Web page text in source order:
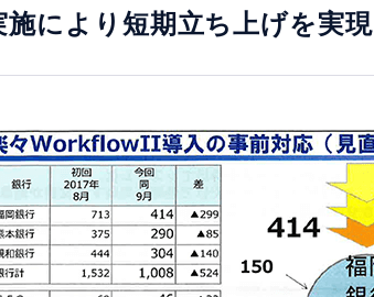
施により短期立ち上げを実現